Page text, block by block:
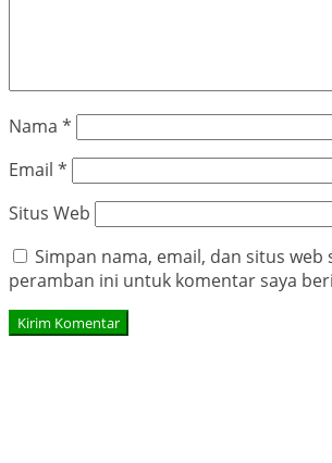
Nama *
Email *
Situs Web
Simpan nama, email, dan situs web
peramban ini untuk komentar saya